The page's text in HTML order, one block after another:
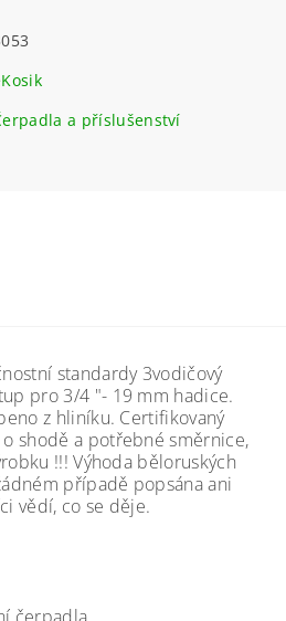
a příslušenství
standardy 3vodičový
pro 3/4 "- 19 mm hadice.
z hliníku. Certifikovaný
shodě a potřebné směrnice,
!!! Výhoda běloruských
případě popsána ani
vědí, co se děje.